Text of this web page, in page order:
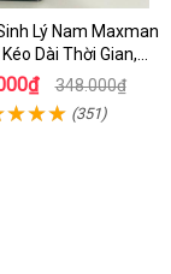
Lý Nam Maxman
Dài Thời Gian,
Dương Tự Nhiên
348.000₫
(351)